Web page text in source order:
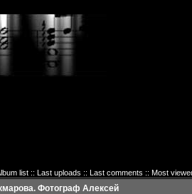
list:: Last uploads :: Last comments :: Most
Фотограф Алексей